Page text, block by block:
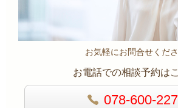
お気軽にお問合せくだ
お電話での相談予約は
078-600-